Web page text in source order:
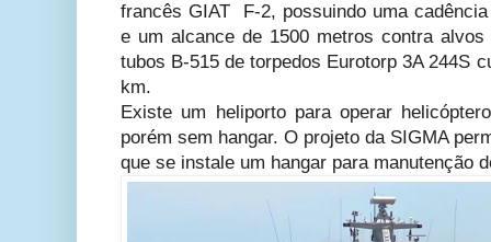
francês GIAT F-2, possuindo uma
e um alcance de 1500 metros contra
tubos B-515 de torpedos Eurotorp 3A 244S
km.
Existe um heliporto para operar
porém sem hangar. O projeto da SIGMA
que se instale um hangar para manutenção